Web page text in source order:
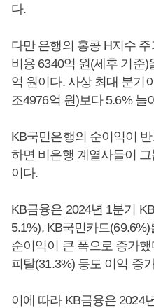
다.
다만 은행의 홍콩 H지수
비용 6340억 원(세후 기준
억 원이다. 사상 최대 분기
조4976억 원)보다 5.6% 늘
KB국민은행의 순이익이
하면 비은행 계열사들이
이다.
KB금융은 2024년 1분기
5.1%), KB국민카드
순이익이 큰 폭으로 증가
피탈(31.3%) 등도 이익 증
이에 따라 KB금융은 2024